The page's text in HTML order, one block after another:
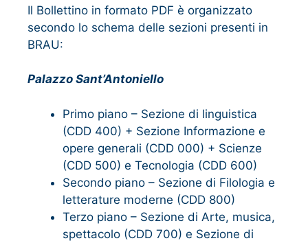
Il Bollettino in formato PDF è organizzato
secondo lo schema delle sezioni presenti in
BRAU:
Palazzo Sant’Antoniello
Primo piano – Sezione di linguistica
(CDD 400) + Sezione Informazione e
opere generali (CDD 000) + Scienze
(CDD 500) e Tecnologia (CDD 600)
Secondo piano – Sezione di Filologia e
letterature moderne (CDD 800)
Terzo piano – Sezione di Arte, musica,
spettacolo (CDD 700) e Sezione di